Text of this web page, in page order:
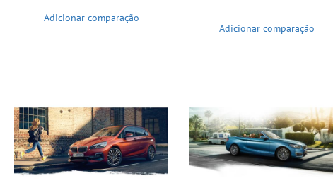
Adicionar comparação
Adicionar comparação